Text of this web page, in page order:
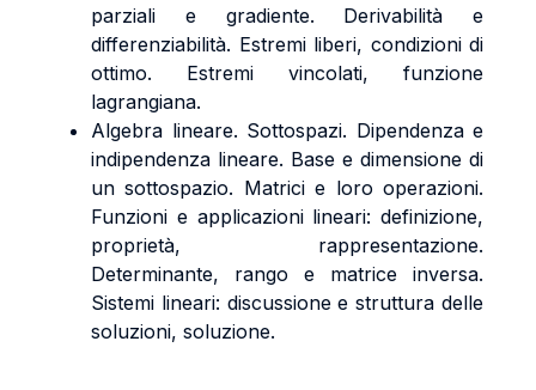
parziali e gradiente. Derivabilità e
differenziabilità. Estremi liberi, condizioni di
ottimo. Estremi vincolati, funzione
lagrangiana.
Algebra lineare. Sottospazi. Dipendenza e
indipendenza lineare. Base e dimensione di
un sottospazio. Matrici e loro operazioni.
Funzioni e applicazioni lineari: definizione,
proprietà, rappresentazione.
Determinante, rango e matrice inversa.
Sistemi lineari: discussione e struttura delle
soluzioni, soluzione.